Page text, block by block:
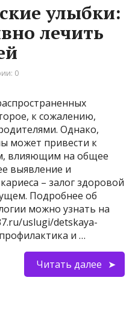
улыбки:
лечить
0
к сожалению,
Однако,
может привести к
влияющим на общее
выявление и
– залог здоровой
Подробнее об
можно узнать на
uslugi/detskaya-
и …
Читать далее